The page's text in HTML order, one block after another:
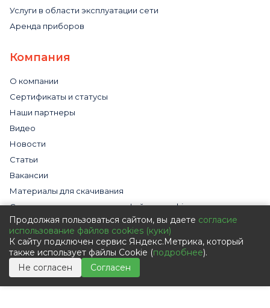
Услуги в области эксплуатации сети
Аренда приборов
Компания
О компании
Сертификаты и статусы
Наши партнеры
Видео
Новости
Статьи
Вакансии
Материалы для скачивания
Cогласие на использование файлов cookies
Обработка персональных данных с помощью сервиса
«Яндекс.Метрика»
Политика в отношении обработки персональных данных
Пользовательское соглашение
Согласие на обработку персональных данных
Продолжая пользоваться сайтом, вы даете согласие
использование файлов cookies (куки)
К сайту подключен сервис Яндекс.Метрика, который
также использует файлы Cookie (подробнее).
Не согласен
Согласен